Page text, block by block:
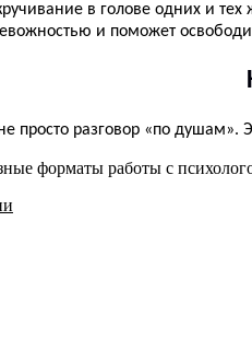
в голове одних и
и поможет
просто разговор «по
форматы работы с